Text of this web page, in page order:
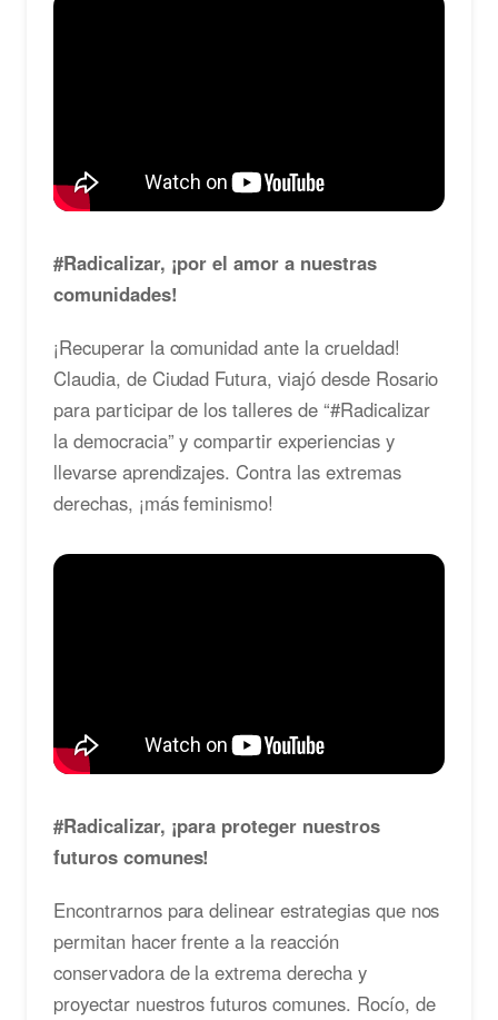
#Radicalizar, ¡por el amor a nuestras
comunidades!
¡Recuperar la comunidad ante la crueldad!
Claudia, de Ciudad Futura, viajó desde Rosario
para participar de los talleres de “#Radicalizar
la democracia” y compartir experiencias y
llevarse aprendizajes. Contra las extremas
derechas, ¡más feminismo!
#Radicalizar, ¡para proteger nuestros
futuros comunes!
Encontrarnos para delinear estrategias que nos
permitan hacer frente a la reacción
conservadora de la extrema derecha y
proyectar nuestros futuros comunes. Rocío, de